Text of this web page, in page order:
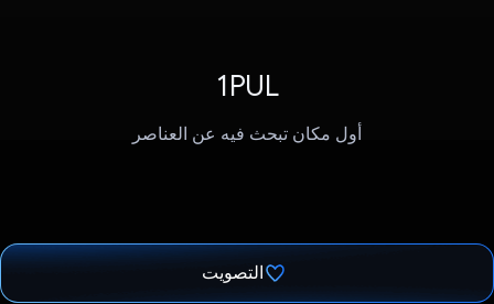
1PUL
أول مكان تبحث فيه عن العناصر
التصويت